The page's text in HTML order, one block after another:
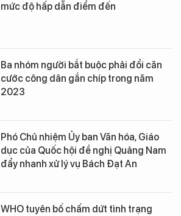
mức độ hấp dẫn điểm đến
Ba nhóm người bắt buộc phải đổi căn
cước công dân gắn chíp trong năm
2023
Phó Chủ nhiệm Ủy ban Văn hóa, Giáo
dục của Quốc hội đề nghị Quảng Nam
đẩy nhanh xử lý vụ Bách Đạt An
WHO tuyên bố chấm dứt tình trạng